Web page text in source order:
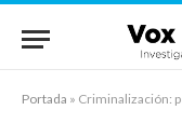
Portada » Criminalización: